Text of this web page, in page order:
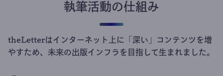
執筆活動の仕組み
theLetterはインターネット上に「深い」コンテンツを増
やすため、未来の出版インフラを目指して生まれました。